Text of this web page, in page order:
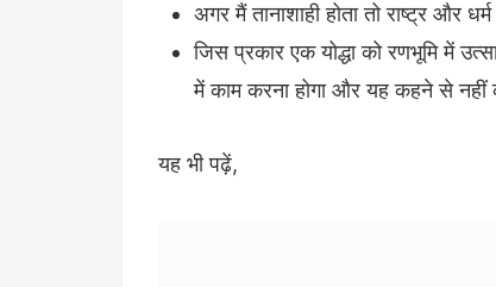
अगर मैं तानाशाही होता तो राष्ट्र और
जिस प्रकार एक योद्धा को रणभूमि में
में काम करना होगा और यह कहने से नहीं
यह भी पढ़ें,